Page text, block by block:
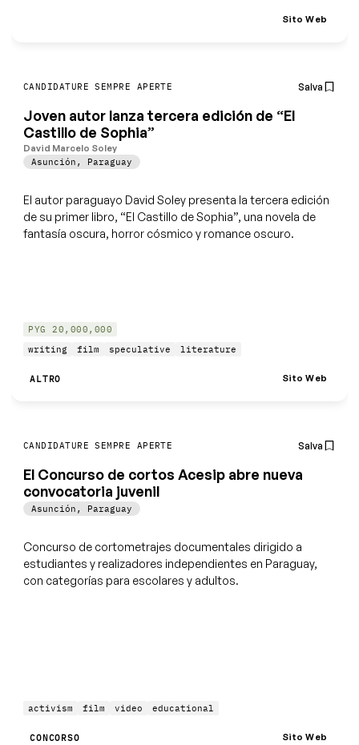
Sito Web
CANDIDATURE SEMPRE APERTE Salva
Joven autor lanza tercera edición de “El
Castillo de Sophia”
David Marcelo Soley
Asunción , Paraguay
El autor paraguayo David Soley presenta la tercera edición
de su primer libro, “El Castillo de Sophia”, una novela de
fantasía oscura, horror cósmico y romance oscuro.
PYG 20,000,000
writing
film speculative literature
ALTRO Sito Web
CANDIDATURE SEMPRE APERTE Salva
El Concurso de cortos Acesip abre nueva
convocatoria juvenil
Asunción , Paraguay
Concurso de cortometrajes documentales dirigido a
estudiantes y realizadores independientes en Paraguay,
con categorías para escolares y adultos.
activism film video educational
CONCORSO Sito Web